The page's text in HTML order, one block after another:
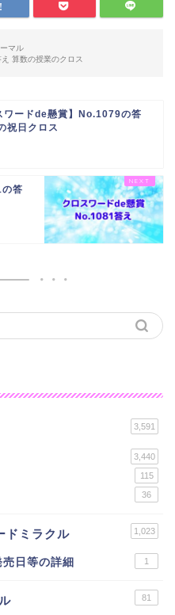
ーマル
算数の授業のクロス
ワードde懸賞】No.1079の答
祝日クロス
答
3,591
3,440
115
36
ドミラクル 1,023
日等の詳細 1
81